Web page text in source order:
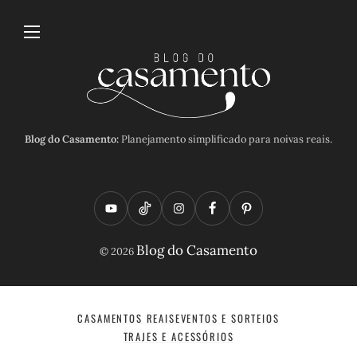
Blog do Casamento:Planejamento simplificado para noivas reais.
Y
o
t
u
T
i
t
o
k
I
n
t
a
g
F
a
e
b
o
P
i
t
e
© 2026 Blog do Casamento
CASAMENTOS REAISEVENTOS E SORTEIOS
TRAJES E ACESSÓRIOS